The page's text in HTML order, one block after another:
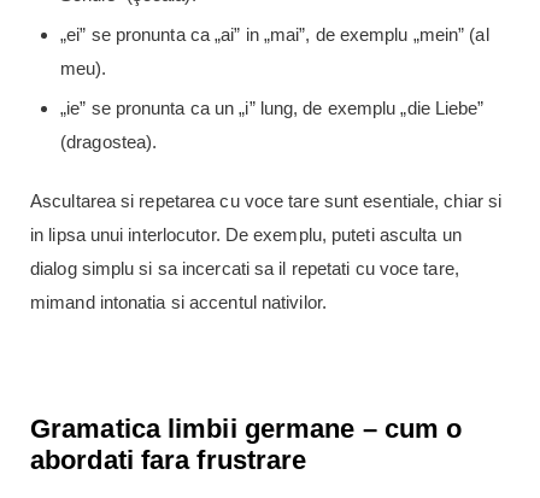
„ei” se pronunta ca „ai” in „mai”, de exemplu „mein” (al
meu).
„ie” se pronunta ca un „i” lung, de exemplu „die Liebe”
(dragostea).
Ascultarea si repetarea cu voce tare sunt esentiale, chiar si
in lipsa unui interlocutor. De exemplu, puteti asculta un
dialog simplu si sa incercati sa il repetati cu voce tare,
mimand intonatia si accentul nativilor.
Gramatica limbii germane – cum o
abordati fara frustrare